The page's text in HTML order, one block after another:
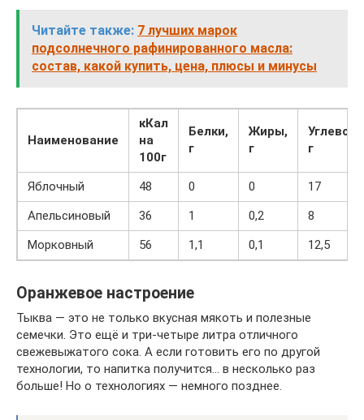
Читайте также: 7 лучших марок
подсолнечного рафинированного масла:
состав, какой купить, цена, плюсы и минусы
Наименование
кКал
на
100г
Белки,
г
Жиры,
г
г
Яблочный 48 0 0
17
Апельсиновый
36 1 0,2
8
Морковный
56 1,1 0,1 12,5
Оранжевое настроение
Тыква — это не только вкусная мякоть и полезные
семечки. Это ещё и три-четыре литра отличного
свежевыжатого сока. А если готовить его по другой
технологии, то напитка получится… в несколько раз
больше! Но о технологиях — немного позднее.